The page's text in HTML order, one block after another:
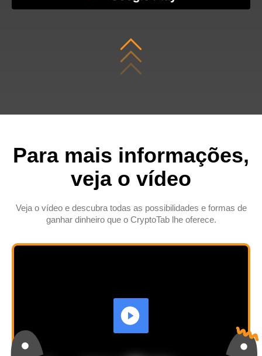
Para mais informações,
veja o vídeo
Veja o vídeo e descubra todas as possibilidades e formas de
ganhar dinheiro que o CryptoTab lhe oferece.